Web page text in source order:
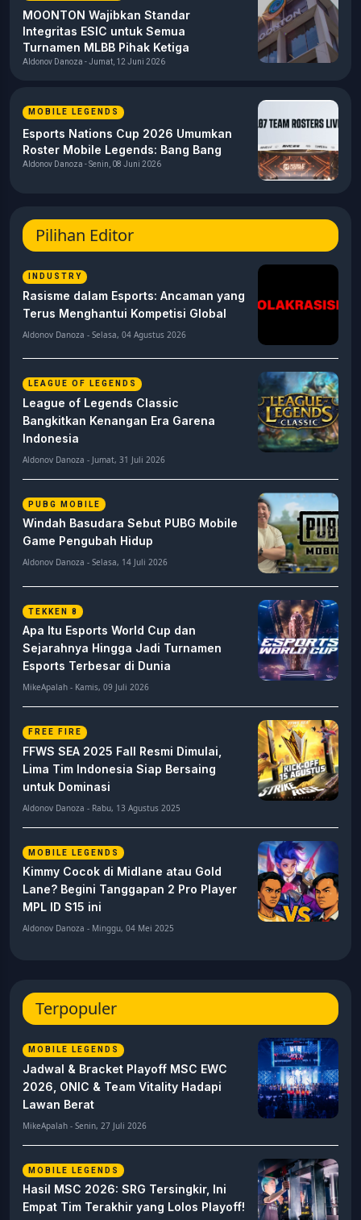
MOONTON Wajibkan Standar
Integritas ESIC untuk Semua
Turnamen MLBB Pihak Ketiga
Aldonov Danoza - Jumat, 12 Juni 2026
MOBILE LEGENDS
Esports Nations Cup 2026 Umumkan
Roster Mobile Legends: Bang Bang
Aldonov Danoza - Senin, 08 Juni 2026
Pilihan Editor
INDUSTRY
Rasisme dalam Esports: Ancaman yang
Terus Menghantui Kompetisi Global
Aldonov Danoza - Selasa, 04 Agustus 2026
LEAGUE OF LEGENDS
League of Legends Classic
Bangkitkan Kenangan Era Garena
Indonesia
Aldonov Danoza - Jumat, 31 Juli 2026
PUBG MOBILE
Windah Basudara Sebut PUBG Mobile
Game Pengubah Hidup
Aldonov Danoza - Selasa, 14 Juli 2026
TEKKEN 8
Apa Itu Esports World Cup dan
Sejarahnya Hingga Jadi Turnamen
Esports Terbesar di Dunia
MikeApalah - Kamis, 09 Juli 2026
FREE FIRE
FFWS SEA 2025 Fall Resmi Dimulai,
Lima Tim Indonesia Siap Bersaing
untuk Dominasi
Aldonov Danoza - Rabu, 13 Agustus 2025
MOBILE LEGENDS
Kimmy Cocok di Midlane atau Gold
Lane? Begini Tanggapan 2 Pro Player
MPL ID S15 ini
Aldonov Danoza - Minggu, 04 Mei 2025
Terpopuler
MOBILE LEGENDS
Jadwal & Bracket Playoff MSC EWC
2026, ONIC & Team Vitality Hadapi
Lawan Berat
MikeApalah - Senin, 27 Juli 2026
MOBILE LEGENDS
Hasil MSC 2026: SRG Tersingkir, Ini
Empat Tim Terakhir yang Lolos Playoff!